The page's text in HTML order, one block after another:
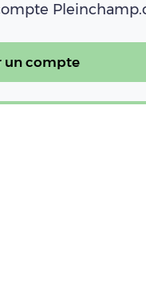
un compte